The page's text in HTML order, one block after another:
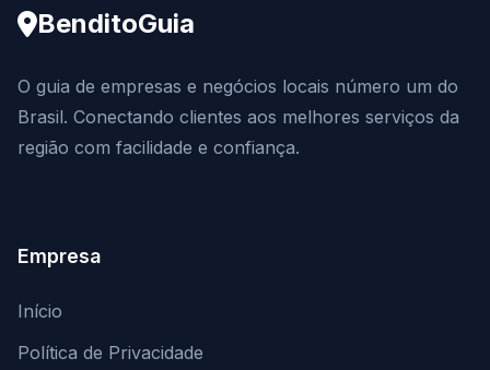
BenditoGuia
O guia de empresas e negócios locais número um do
Brasil. Conectando clientes aos melhores serviços da
região com facilidade e confiança.
Empresa
Início
Política de Privacidade